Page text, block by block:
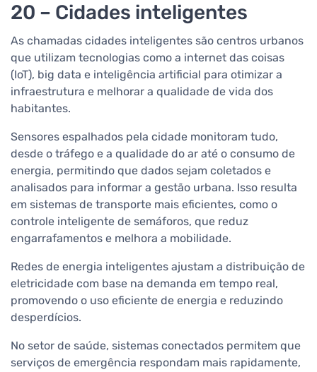
20 – Cidades inteligentes
As chamadas cidades inteligentes são centros urbanos
que utilizam tecnologias como a internet das coisas
(IoT), big data e inteligência artificial para otimizar a
infraestrutura e melhorar a qualidade de vida dos
habitantes.
Sensores espalhados pela cidade monitoram tudo,
desde o tráfego e a qualidade do ar até o consumo de
energia, permitindo que dados sejam coletados e
analisados para informar a gestão urbana. Isso resulta
em sistemas de transporte mais eficientes, como o
controle inteligente de semáforos, que reduz
engarrafamentos e melhora a mobilidade.
Redes de energia inteligentes ajustam a distribuição de
eletricidade com base na demanda em tempo real,
promovendo o uso eficiente de energia e reduzindo
desperdícios.
No setor de saúde, sistemas conectados permitem que
serviços de emergência respondam mais rapidamente,